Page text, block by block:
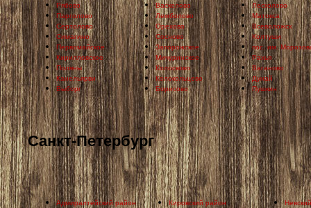
Рябово
Парголово
Сертолово
Симагино
Первомайское
Кирилловское
Поляны
Канельярви
Выборг
Васкелово
Лемболово
Орехово
Сосново
Запорожское
Мичуринское
Колосково
Колокольцево
Борисово
Лесколово
Матокса
Всеволожск
Колтуши
пос. им.
Рахья
Ваганово
Дунай
Пушкин
Санкт-Петербург
Адмиралтейский район
Кировский район